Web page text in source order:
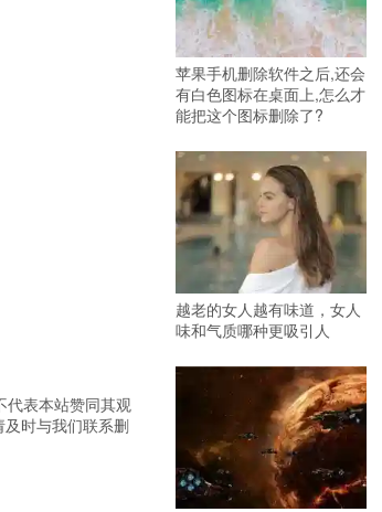
代表本站赞同其观
时与我们联系删
苹果手机删除软件之后,还会
有白色图标在桌面上,怎么才
能把这个图标删除了?
越老的女人越有味道，女人
味和气质哪种更吸引人